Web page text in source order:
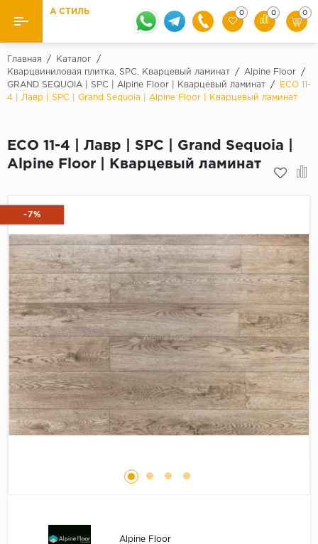
Назад
Ламинат Бренды
Pergo
Quick Step
32 класс
33 класс
Палитра
Серый
Бежевый
Дуб светлый
Коричневый
Страна
Ковролин и ковровая плитка
Линолеум
Плинтус
Кварцевый ламинат SPC
Подложка под паркет и ламинат
А СТИЛЬ 0 0 0
Главная / Каталог
/
Кварцвиниловая плитка, SPC, Кварцевый ламинат
/ Alpine Floor
/
GRAND SEQUOIA | SPC | Alpine Floor | Кварцевый ламинат
/
ECO 11-
4 | Лавр | SPC | Grand Sequoia | Alpine Floor | Кварцевый ламинат
ECO 11-4 | Лавр | SPC | Grand Sequoia |
Alpine Floor | Кварцевый ламинат
-7%
Alpine Floor